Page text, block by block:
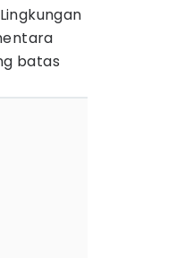
batas